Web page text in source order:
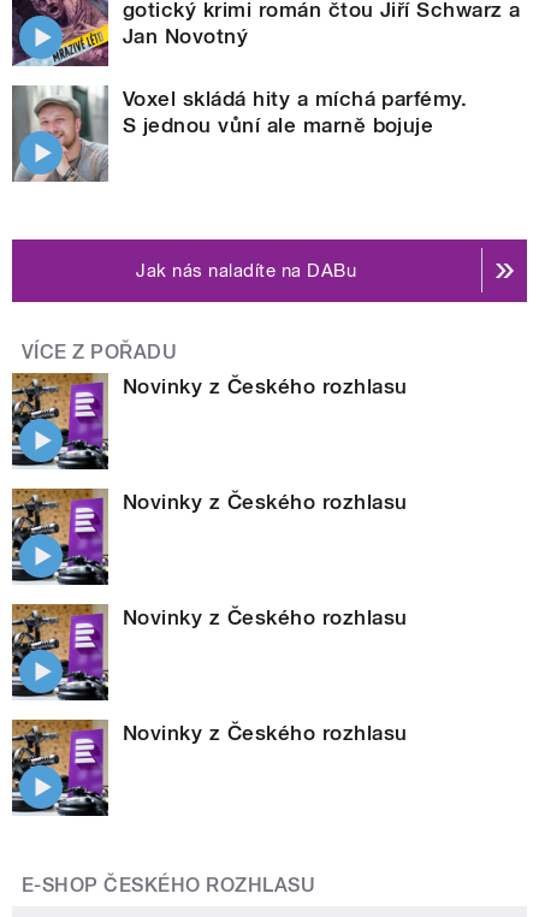
gotický krimi román čtou Jiří Schwarz a
Jan Novotný
Voxel skládá hity a míchá parfémy.
S jednou vůní ale marně bojuje
Jak nás naladíte na DABu
VÍCE Z POŘADU
Novinky z Českého rozhlasu
Novinky z Českého rozhlasu
Novinky z Českého rozhlasu
Novinky z Českého rozhlasu
E-SHOP ČESKÉHO ROZHLASU